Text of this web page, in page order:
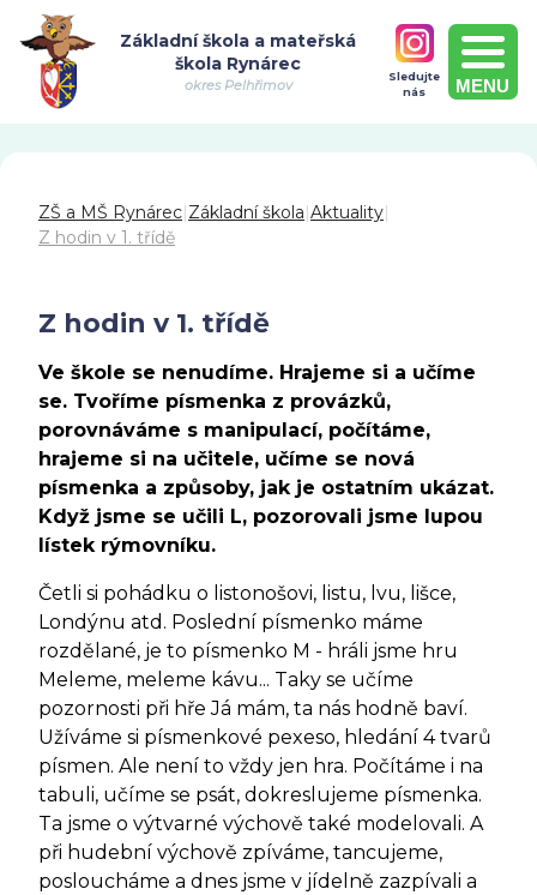
Základní škola a mateřská
škola Rynárec
okres Pelhřimov
Sledujte
nás
MENU
ZŠ a MŠ Rynárec|Základní škola|Aktuality|
Z hodin v 1. třídě
Z hodin v 1. třídě
Ve škole se nenudíme. Hrajeme si a učíme
se. Tvoříme písmenka z provázků,
porovnáváme s manipulací, počítáme,
hrajeme si na učitele, učíme se nová
písmenka a způsoby, jak je ostatním ukázat.
Když jsme se učili L, pozorovali jsme lupou
lístek rýmovníku.
Četli si pohádku o listonošovi, listu, lvu, lišce,
Londýnu atd. Poslední písmenko máme
rozdělané, je to písmenko M - hráli jsme hru
Meleme, meleme kávu... Taky se učíme
pozornosti při hře Já mám, ta nás hodně baví.
Užíváme si písmenkové pexeso, hledání 4 tvarů
písmen. Ale není to vždy jen hra. Počítáme i na
tabuli, učíme se psát, dokreslujeme písmenka.
Ta jsme o výtvarné výchově také modelovali. A
při hudební výchově zpíváme, tancujeme,
posloucháme a dnes jsme v jídelně zazpívali a